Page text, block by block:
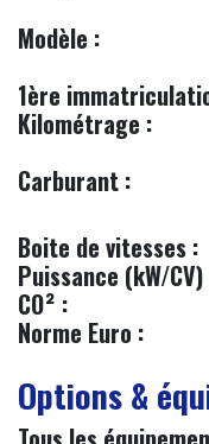
Modèle :
1ère
Kilométrage :
Carburant :
Boite de vitesses :
Puissance (kW/
CO² :
Norme Euro :
Options &